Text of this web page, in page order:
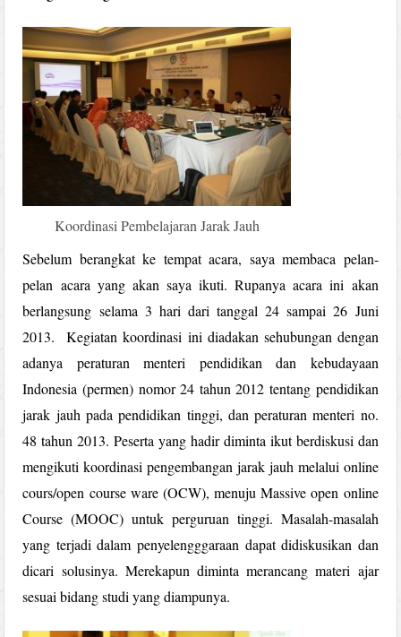
Koordinasi Pembelajaran Jarak Jauh
Sebelum berangkat ke tempat acara, saya membaca pelan-
pelan acara yang akan saya ikuti. Rupanya acara ini akan
berlangsung selama 3 hari dari tanggal 24 sampai 26 Juni
2013. Kegiatan koordinasi ini diadakan sehubungan dengan
adanya peraturan menteri pendidikan dan kebudayaan
Indonesia (permen) nomor 24 tahun 2012 tentang pendidikan
jarak jauh pada pendidikan tinggi, dan peraturan menteri no.
48 tahun 2013. Peserta yang hadir diminta ikut berdiskusi dan
mengikuti koordinasi pengembangan jarak jauh melalui online
cours/open course ware (OCW), menuju Massive open online
Course (MOOC) untuk perguruan tinggi. Masalah-masalah
yang terjadi dalam penyelengggaraan dapat didiskusikan dan
dicari solusinya. Merekapun diminta merancang materi ajar
sesuai bidang studi yang diampunya.